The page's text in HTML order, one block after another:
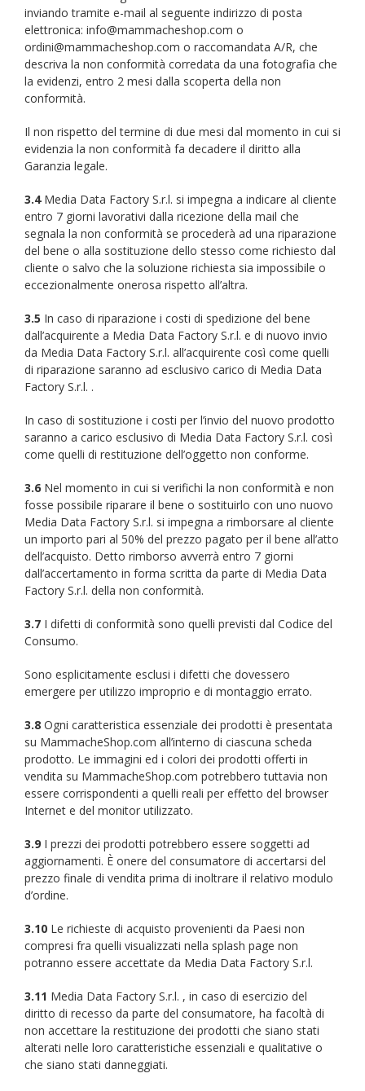
inviando tramite e-mail al seguente indirizzo di posta
elettronica: info@mammacheshop.com o
ordini@mammacheshop.com o raccomandata A/R, che
descriva la non conformità corredata da una fotografia che
la evidenzi, entro 2 mesi dalla scoperta della non
conformità.
Il non rispetto del termine di due mesi dal momento in cui si
evidenzia la non conformità fa decadere il diritto alla
Garanzia legale.
3.4 Media Data Factory S.r.l. si impegna a indicare al cliente
entro 7 giorni lavorativi dalla ricezione della mail che
segnala la non conformità se procederà ad una riparazione
del bene o alla sostituzione dello stesso come richiesto dal
cliente o salvo che la soluzione richiesta sia impossibile o
eccezionalmente onerosa rispetto all’altra.
3.5 In caso di riparazione i costi di spedizione del bene
dall’acquirente a Media Data Factory S.r.l. e di nuovo invio
da Media Data Factory S.r.l. all’acquirente così come quelli
di riparazione saranno ad esclusivo carico di Media Data
Factory S.r.l. .
In caso di sostituzione i costi per l’invio del nuovo prodotto
saranno a carico esclusivo di Media Data Factory S.r.l. così
come quelli di restituzione dell’oggetto non conforme.
3.6 Nel momento in cui si verifichi la non conformità e non
fosse possibile riparare il bene o sostituirlo con uno nuovo
Media Data Factory S.r.l. si impegna a rimborsare al cliente
un importo pari al 50% del prezzo pagato per il bene all’atto
dell’acquisto. Detto rimborso avverrà entro 7 giorni
dall’accertamento in forma scritta da parte di Media Data
Factory S.r.l. della non conformità.
3.7 I difetti di conformità sono quelli previsti dal Codice del
Consumo.
Sono esplicitamente esclusi i difetti che dovessero
emergere per utilizzo improprio e di montaggio errato.
3.8 Ogni caratteristica essenziale dei prodotti è presentata
su MammacheShop.com all’interno di ciascuna scheda
prodotto. Le immagini ed i colori dei prodotti offerti in
vendita su MammacheShop.com potrebbero tuttavia non
essere corrispondenti a quelli reali per effetto del browser
Internet e del monitor utilizzato.
3.9 I prezzi dei prodotti potrebbero essere soggetti ad
aggiornamenti. È onere del consumatore di accertarsi del
prezzo finale di vendita prima di inoltrare il relativo modulo
d’ordine.
3.10 Le richieste di acquisto provenienti da Paesi non
compresi fra quelli visualizzati nella splash page non
potranno essere accettate da Media Data Factory S.r.l.
3.11 Media Data Factory S.r.l. , in caso di esercizio del
diritto di recesso da parte del consumatore, ha facoltà di
non accettare la restituzione dei prodotti che siano stati
alterati nelle loro caratteristiche essenziali e qualitative o
che siano stati danneggiati.